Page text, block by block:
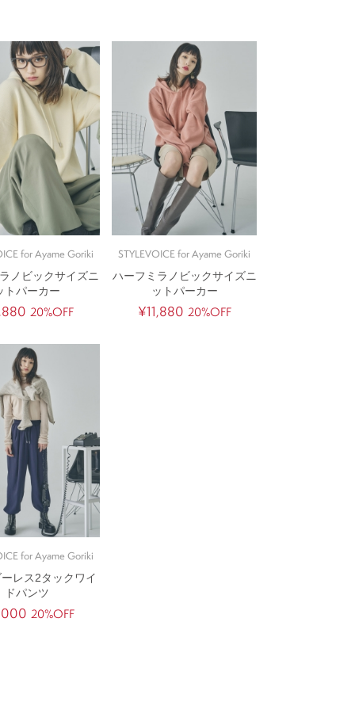
for Ayame Goriki
ノビックサイズニ
トパーカー
20%OFF
STYLEVOICE for Ayame Goriki
ハーフミラノビックサイズニ
ットパーカー
¥11,880 20%OFF
for Ayame Goriki
レス2タックワイ
ドパンツ
20%OFF